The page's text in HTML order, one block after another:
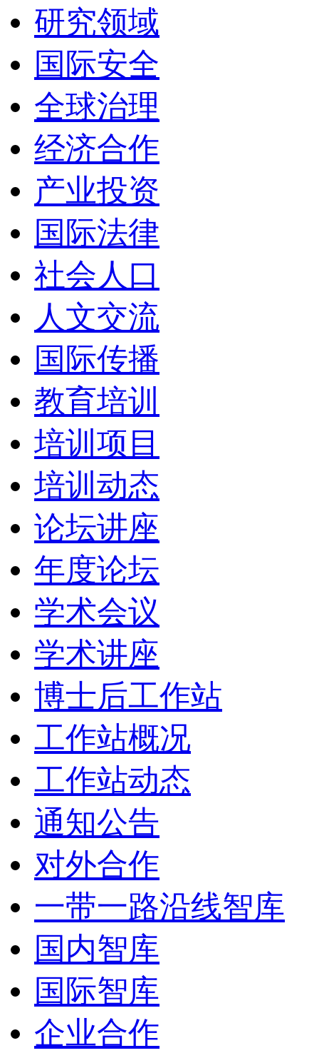
研究领域
国际安全
全球治理
经济合作
产业投资
国际法律
社会人口
人文交流
国际传播
教育培训
培训项目
培训动态
论坛讲座
年度论坛
学术会议
学术讲座
博士后工作站
工作站概况
工作站动态
通知公告
对外合作
一带一路沿线智库
国内智库
国际智库
企业合作